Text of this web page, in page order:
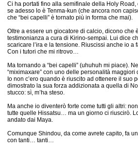
Ci ha portati fino alla semifinale della Holy
se adesso lo è Tenma-kun (che ancora non
che “bei capelli” è tornato più in forma che mai).
Oltre a essere un giocatore di calcio, dicono che
testimonianza a cura di Kirino-sempai. Lui dice
scaricare l’ira e la tensione. Riuscissi anche io a
Con i tutori che mi ritrovo…
Ma tornando a “bei capelli” (uhuhuh mi piace).
“miximaxare” con uno delle personalità
Io non c’ero quando è riuscito ad ottenere il suo
dimostrato la sua forza addizionata a quella di
stucco: sì, m’ha steso.
Ma anche io diventerò forte come tutti gli altri:
tutte quelle Hissatsu… ma un giorno ci riuscirò.
andato dai Maya.
Comunque Shindou, da come avrete capito, fa
con tanti… tanti…